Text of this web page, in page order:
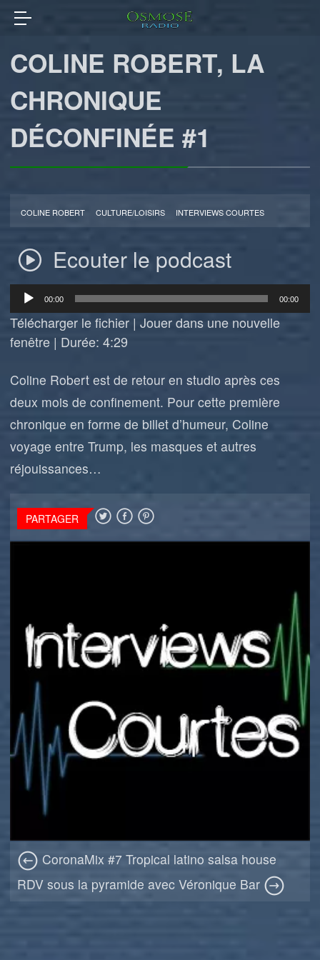
COLINE ROBERT, LA
CHRONIQUE
DÉCONFINÉE #1
COLINE ROBERT CULTURE/LOISIRS INTERVIEWS COURTES
Ecouter le podcast
Lecteur
audio
00:00 00:00
Télécharger le fichier |Jouer dans une nouvelle
fenêtre | Durée: 4:29
Coline Robert est de retour en studio après ces
deux mois de confinement. Pour cette première
chronique en forme de billet d’humeur, Coline
voyage entre Trump, les masques et autres
réjouissances…
PARTAGER
CoronaMix #7 Tropical latino salsa house
RDV sous la pyramide avec Véronique Bar